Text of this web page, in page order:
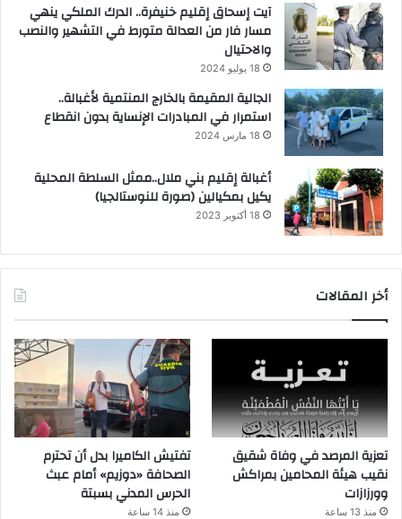
آيت إسحاق إقليم خنيفرة.. الدرك الملكي ينهي
مسار فار من العدالة متورط في التشهير والنصب
والاحتيال
18 يوليو 2024
الجالية المقيمة بالخارج المنتمية لأغبالة..
استمرار في المبادرات الإنساية بدون انقطاع
18 مارس 2024
أغبالة إقليم بني ملال..ممثل السلطة المحلية
يكيل بمكيالين (صورة للنوستالجيا)
18 أكتوبر 2023
أخر المقالات
تعزية المرصد في وفاة شقيق
نقيب هيئة المحامين بمراكش
وورزازات
منذ 13 ساعة
تفتيش الكاميرا بدل أن تحترم
الصحافة «دوزيم» أمام عبث
الحرس المدني بسبتة
منذ 14 ساعة